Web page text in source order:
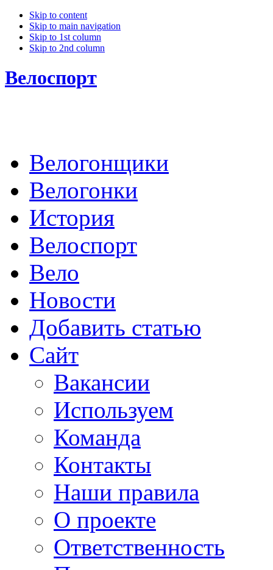
Skip to content
Skip to main navigation
Skip to 1st column
Skip to 2nd column
Велоспорт
Велогонщики
Велогонки
История
Велоспорт
Вело
Новости
Добавить статью
Сайт
Вакансии
Используем
Команда
Контакты
Наши правила
О проекте
Ответственность